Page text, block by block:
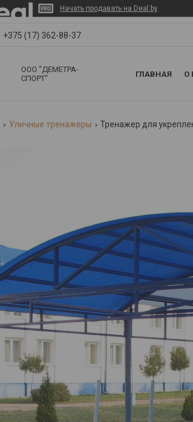
Начать продавать на Deal.by
+375 (17) 362-88-37
ООО "ДЕМЕТРА-
СПОРТ"
ГЛАВНАЯ О
Уличные тренажеры Тренажер для